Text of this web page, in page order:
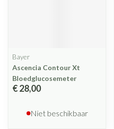
Bayer
Ascencia Contour Xt
Bloedglucosemeter
€ 28,00
Niet beschikbaar